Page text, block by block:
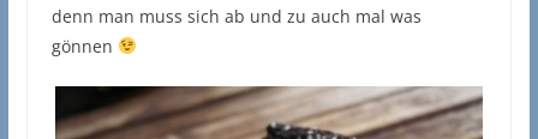
denn man muss sich ab und zu auch mal was
gönnen